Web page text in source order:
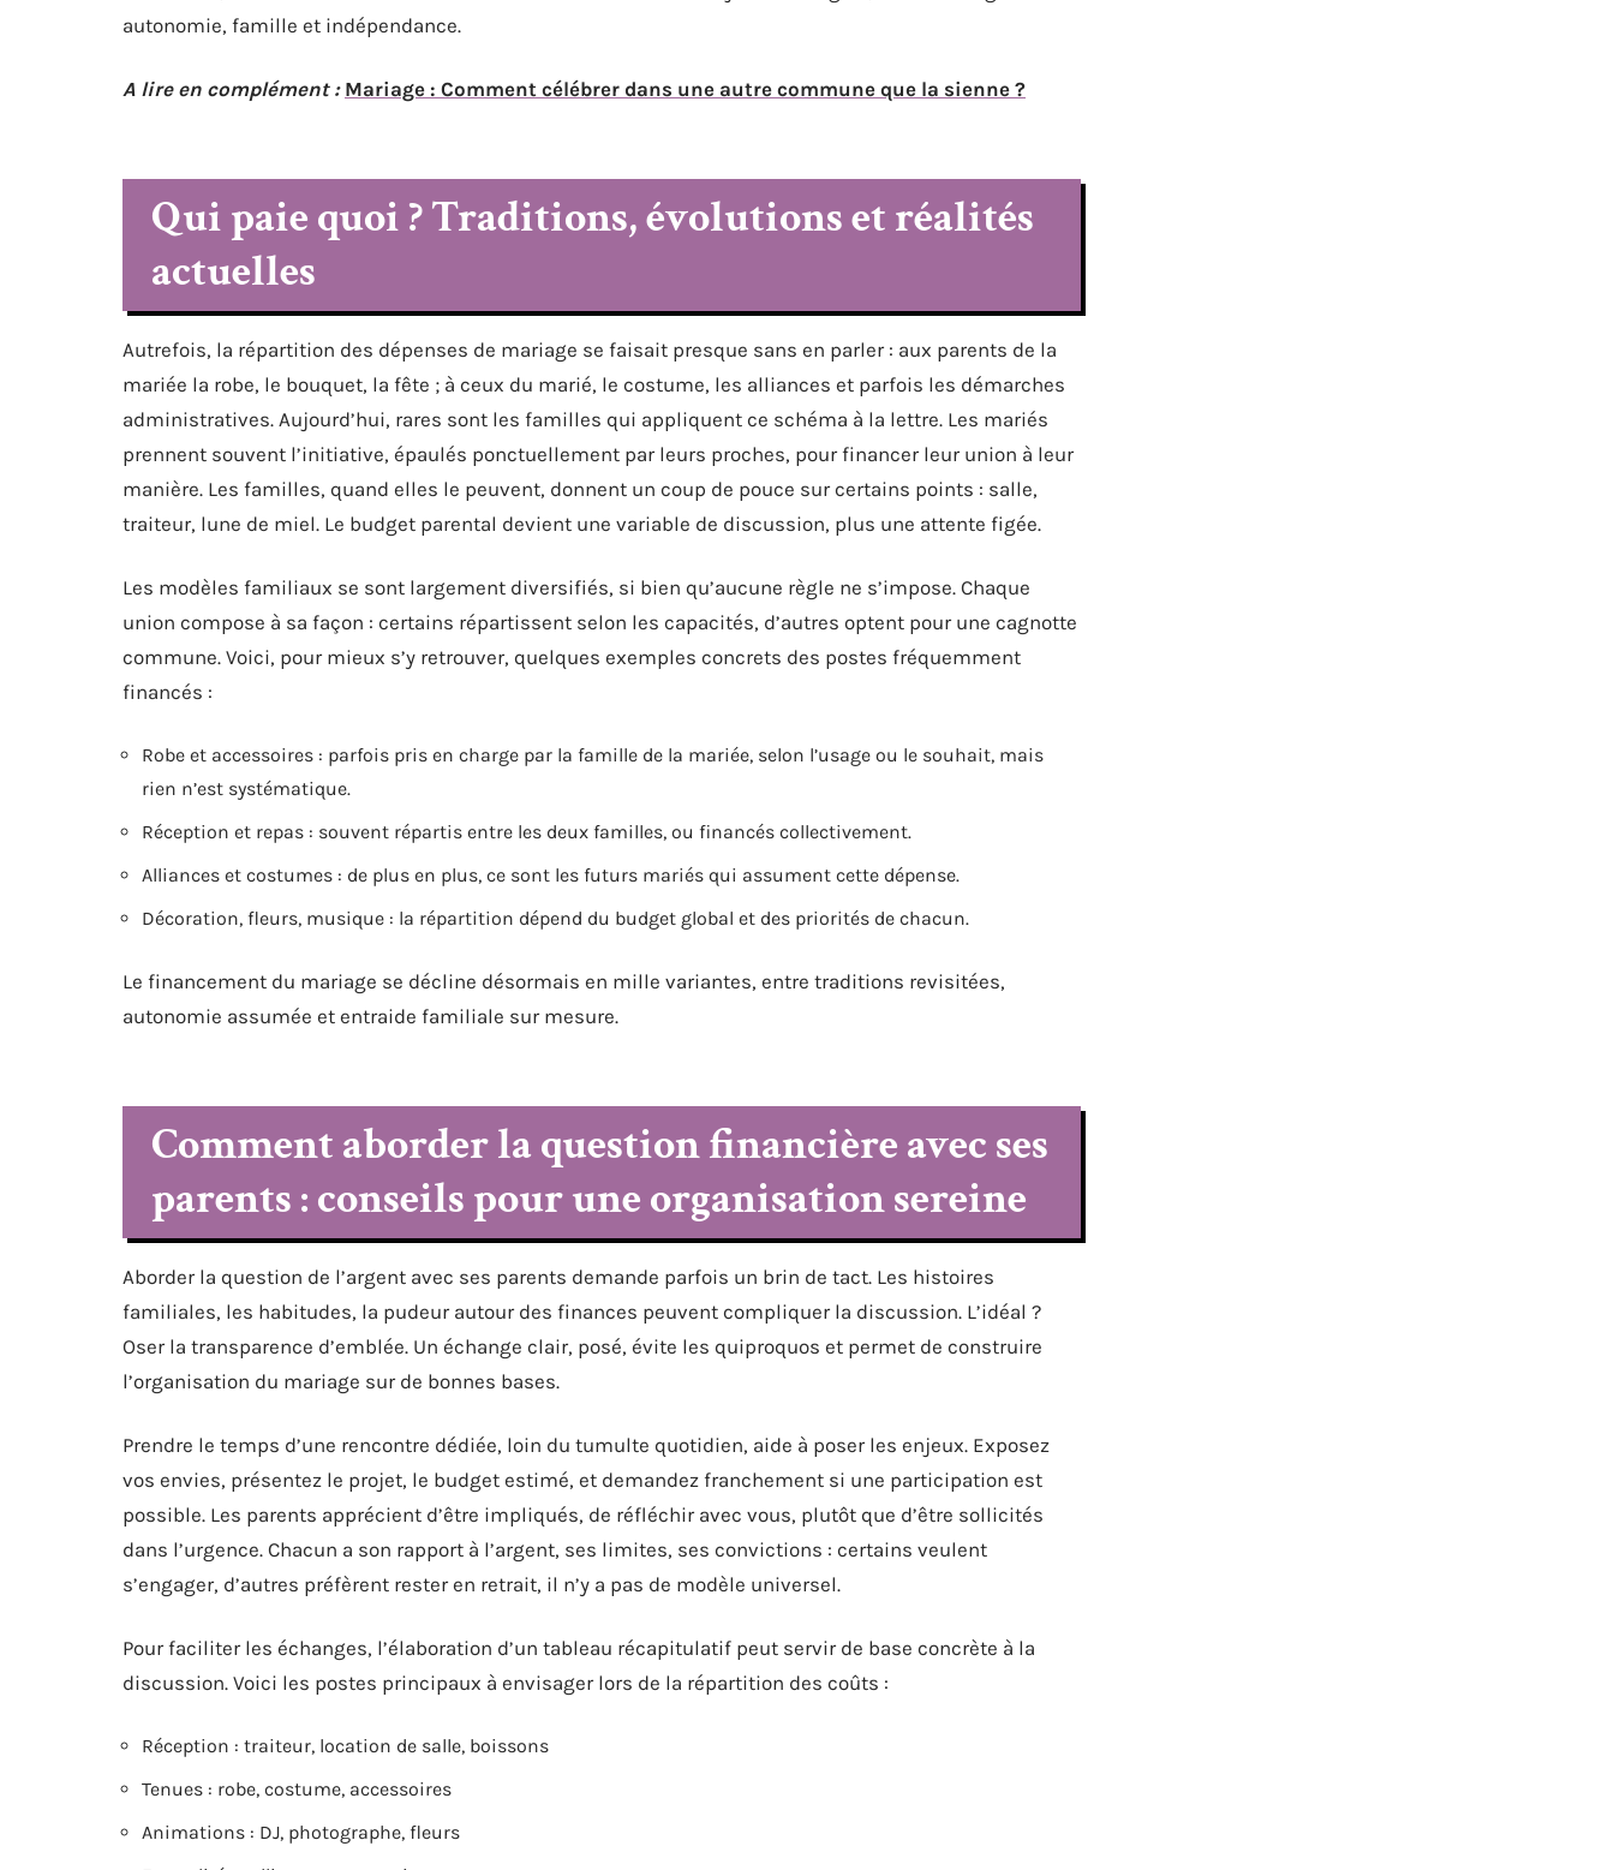
autonomie, famille et indépendance.
A lire en complément : Mariage : Comment célébrer dans une autre commune que la sienne ?
Qui paie quoi ? Traditions, évolutions et réalités
actuelles
Autrefois, la répartition des dépenses de mariage se faisait presque sans en parler : aux parents de la
mariée la robe, le bouquet, la fête ; à ceux du marié, le costume, les alliances et parfois les démarches
administratives. Aujourd’hui, rares sont les familles qui appliquent ce schéma à la lettre. Les mariés
prennent souvent l’initiative, épaulés ponctuellement par leurs proches, pour financer leur union à leur
manière. Les familles, quand elles le peuvent, donnent un coup de pouce sur certains points : salle,
traiteur, lune de miel. Le budget parental devient une variable de discussion, plus une attente figée.
Les modèles familiaux se sont largement diversifiés, si bien qu’aucune règle ne s’impose. Chaque
union compose à sa façon : certains répartissent selon les capacités, d’autres optent pour une cagnotte
commune. Voici, pour mieux s’y retrouver, quelques exemples concrets des postes fréquemment
financés :
Robe et accessoires : parfois pris en charge par la famille de la mariée, selon l’usage ou le souhait, mais
rien n’est systématique.
Réception et repas : souvent répartis entre les deux familles, ou financés collectivement.
Alliances et costumes : de plus en plus, ce sont les futurs mariés qui assument cette dépense.
Décoration, fleurs, musique : la répartition dépend du budget global et des priorités de chacun.
Le financement du mariage se décline désormais en mille variantes, entre traditions revisitées,
autonomie assumée et entraide familiale sur mesure.
Comment aborder la question financière avec ses
parents : conseils pour une organisation sereine
Aborder la question de l’argent avec ses parents demande parfois un brin de tact. Les histoires
familiales, les habitudes, la pudeur autour des finances peuvent compliquer la discussion. L’idéal ?
Oser la transparence d’emblée. Un échange clair, posé, évite les quiproquos et permet de construire
l’organisation du mariage sur de bonnes bases.
Prendre le temps d’une rencontre dédiée, loin du tumulte quotidien, aide à poser les enjeux. Exposez
vos envies, présentez le projet, le budget estimé, et demandez franchement si une participation est
possible. Les parents apprécient d’être impliqués, de réfléchir avec vous, plutôt que d’être sollicités
dans l’urgence. Chacun a son rapport à l’argent, ses limites, ses convictions : certains veulent
s’engager, d’autres préfèrent rester en retrait, il n’y a pas de modèle universel.
Pour faciliter les échanges, l’élaboration d’un tableau récapitulatif peut servir de base concrète à la
discussion. Voici les postes principaux à envisager lors de la répartition des coûts :
Réception : traiteur, location de salle, boissons
Tenues : robe, costume, accessoires
Animations : DJ, photographe, fleurs